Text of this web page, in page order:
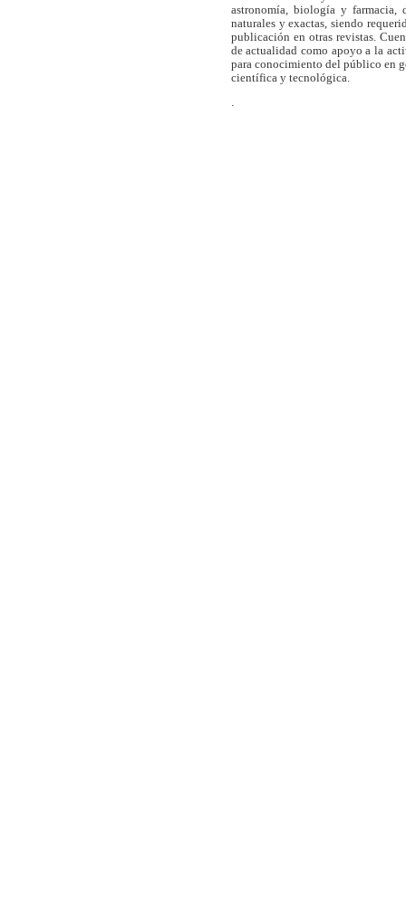
astronomía, biología y farmacia,
naturales y exactas, siendo
publicación en otras revistas.
de actualidad como apoyo a la
para conocimiento del público en
científica y tecnológica.
.